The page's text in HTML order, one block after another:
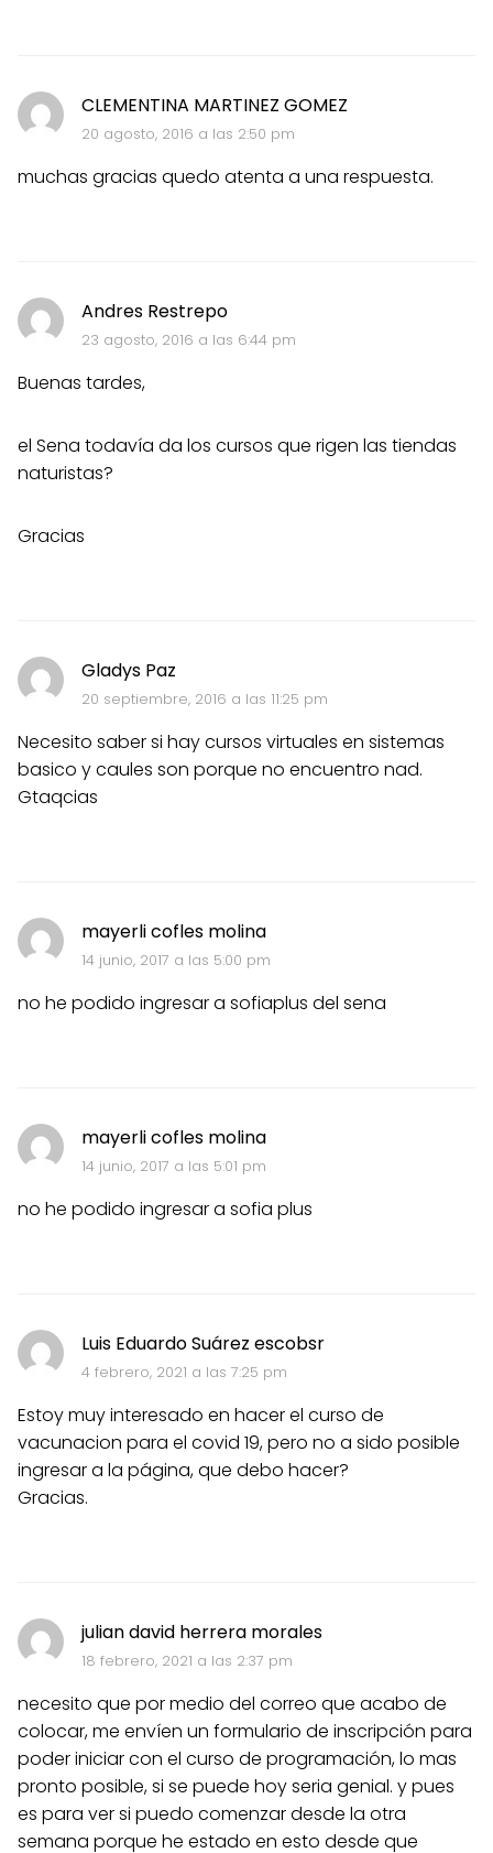
CLEMENTINA MARTINEZ GOMEZ
20 agosto, 2016 a las 2:50 pm
muchas gracias quedo atenta a una respuesta.
Andres Restrepo
23 agosto, 2016 a las 6:44 pm
Buenas tardes,
el Sena todavía da los cursos que rigen las tiendas
naturistas?
Gracias
Gladys Paz
20 septiembre, 2016 a las 11:25 pm
Necesito saber si hay cursos virtuales en sistemas
basico y caules son porque no encuentro nad.
Gtaqcias
mayerli cofles molina
14 junio, 2017 a las 5:00 pm
no he podido ingresar a sofiaplus del sena
mayerli cofles molina
14 junio, 2017 a las 5:01 pm
no he podido ingresar a sofia plus
Luis Eduardo Suárez escobsr
4 febrero, 2021 a las 7:25 pm
Estoy muy interesado en hacer el curso de
vacunacion para el covid 19, pero no a sido posible
ingresar a la página, que debo hacer?
Gracias.
julian david herrera morales
18 febrero, 2021 a las 2:37 pm
necesito que por medio del correo que acabo de
colocar, me envíen un formulario de inscripción para
poder iniciar con el curso de programación, lo mas
pronto posible, si se puede hoy seria genial. y pues
es para ver si puedo comenzar desde la otra
semana porque he estado en esto desde que